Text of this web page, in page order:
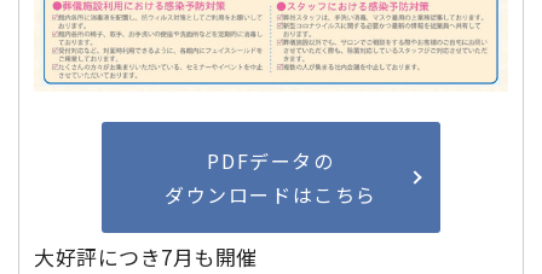
PDFデータの
ダウンロードはこちら
大好評につき7月も開催